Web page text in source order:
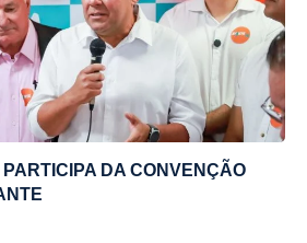
DA CONVENÇÃO